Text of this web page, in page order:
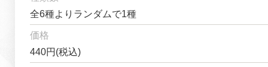
全6種よりランダムで1種
価格
440円(税込)